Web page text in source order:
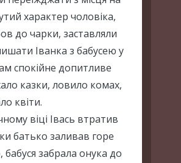
характер чоловіка,
до чарки, заставляли
Іванка з бабусею у
спокійне допитливе
казки, ловило комах,
квіти.
віці Івась втратив
батько заливав горе
бабуся забрала онука до